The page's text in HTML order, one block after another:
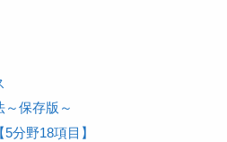
保存版～
分野18項目】